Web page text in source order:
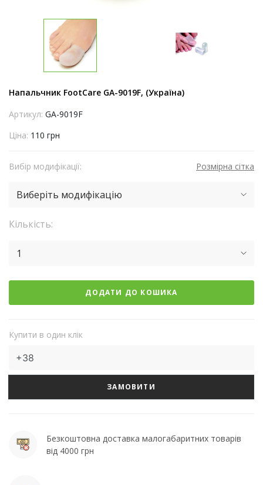
Напальчник FootCare GA-9019F, (Україна)
Артикул: GA-9019F
Ціна: 110 грн
Вибір модифікації: Розмірна сітка
Виберіть модифікацію
Кількість:
1
ДОДАТИ ДО КОШИКА
Купити в один клік
ЗАМОВИТИ
Безкоштовна доставка малогабаритних товарів
від 4000 грн